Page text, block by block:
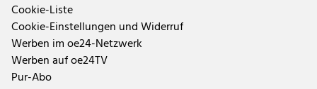
Cookie-Liste
Cookie-Einstellungen und Widerruf
Werben im oe24-Netzwerk
Werben auf oe24TV
Pur-Abo